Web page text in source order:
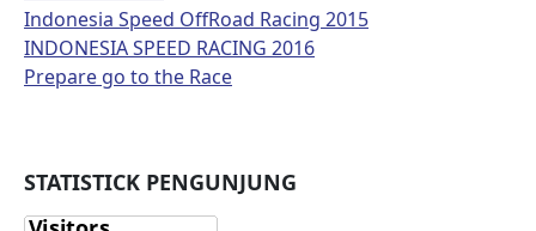
Indonesia Speed OffRoad Racing 2015
INDONESIA SPEED RACING 2016
Prepare go to the Race
STATISTICK PENGUNJUNG